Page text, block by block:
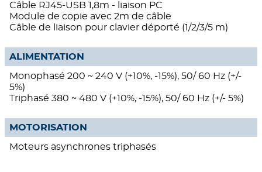
Câble RJ45-USB 1,8m - liaison PC
Module de copie avec 2m de câble
Câble de liaison pour clavier déporté (1/2/3/5 m)
ALIMENTATION
Monophasé 200 ~ 240 V (+10%, -15%), 50/ 60 Hz (+/-
5%)
Triphasé 380 ~ 480 V (+10%, -15%), 50/ 60 Hz (+/- 5%)
MOTORISATION
Moteurs asynchrones triphasés